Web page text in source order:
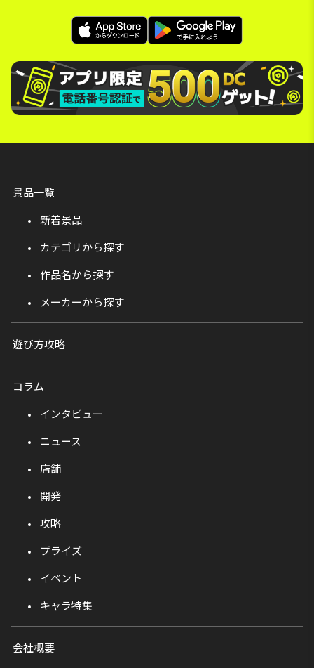
景品一覧
新着景品
カテゴリから探す
作品名から探す
メーカーから探す
遊び方攻略
コラム
インタビュー
ニュース
店舗
開発
攻略
プライズ
イベント
キャラ特集
会社概要